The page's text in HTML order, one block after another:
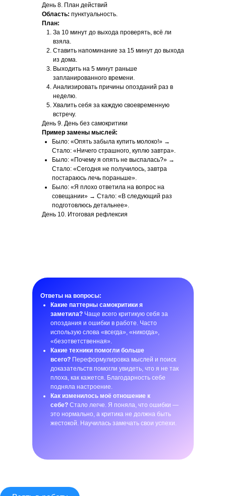
День 8. План действий
Область: пунктуальность.
План:
За 10 минут до выхода проверять, всё ли
взяла.
Ставить напоминание за 15 минут до выхода
из дома.
Выходить на 5 минут раньше
запланированного времени.
Анализировать причины опозданий раз в
неделю.
Хвалить себя за каждую своевременную
встречу.
День 9. День без самокритики
Пример замены мыслей:
Было: «Опять забыла купить молоко!» →
Стало: «Ничего страшного, куплю завтра».
Было: «Почему я опять не выспалась?» →
Стало: «Сегодня не получилось, завтра
постараюсь лечь пораньше».
Было: «Я плохо ответила на вопрос на
совещании» → Стало: «В следующий раз
подготовлюсь детальнее».
День 10. Итоговая рефлексия
Ответы на вопросы:
Какие паттерны самокритики я
заметила? Чаще всего критикую себя за
опоздания и ошибки в работе. Часто
использую слова «всегда», «никогда»,
«безответственная».
Какие техники помогли больше
всего? Переформулировка мыслей и поиск
доказательств помогли увидеть, что я не так
плоха, как кажется. Благодарность себе
подняла настроение.
Как изменилось моё отношение к
себе? Стало легче. Я поняла, что ошибки —
это нормально, а критика не должна быть
жестокой. Научилась замечать свои успехи.